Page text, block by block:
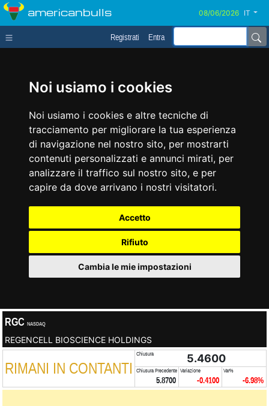
Noi usiamo i cookies
Noi usiamo i cookies e altre tecniche di
tracciamento per migliorare la tua esperienza
di navigazione nel nostro sito, per mostrarti
contenuti personalizzati e annunci mirati, per
analizzare il traffico sul nostro sito, e per
capire da dove arrivano i nostri visitatori.
Accetto
Rifiuto
Cambia le mie impostazioni
americanbulls IT
Registrati Entra
RGC NASDAQ
REGENCELL BIOSCIENCE HOLDINGS
RIMANI IN CONTANTI
Chiusura 5.4600
Chiusura Precedente
5.8700
Variazione
-0.4100
Var%
-6.98%